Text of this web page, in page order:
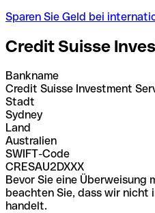
Sparen Sie Geld bei
Credit Suisse
Bankname
Credit Suisse Investment
Stadt
Sydney
Land
Australien
SWIFT-Code
CRESAU2DXXX
Bevor Sie eine Überweisung
beachten Sie, dass wir nicht
handelt.